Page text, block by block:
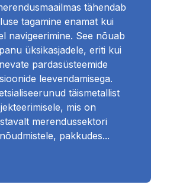
tähendab
tagamine enamat kui
navigeerimine. See nõuab
üksikasjadele, eriti kui
pardasüsteemide
leevendamisega.
täismetallist
mis on
merendussektori
pakkudes...